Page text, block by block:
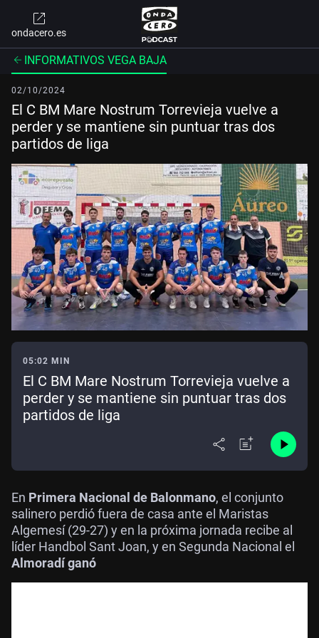
ondacero.es
INFORMATIVOS VEGA BAJA
02/10/2024
El C BM Mare Nostrum Torrevieja vuelve a
perder y se mantiene sin puntuar tras dos
partidos de liga
05:02 MIN
El C BM Mare Nostrum Torrevieja vuelve a
perder y se mantiene sin puntuar tras dos
partidos de liga
En Primera Nacional de Balonmano, el conjunto
salinero perdió fuera de casa ante el Maristas
Algemesí (29-27) y en la próxima jornada recibe al
líder Handbol Sant Joan, y en Segunda Nacional el
Almoradí ganó